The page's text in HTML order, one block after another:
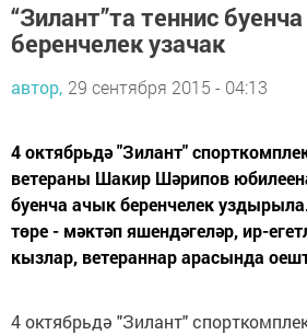
“Зилант”та теннис
беренчелек узачак
автор, 29 сентября 2015 - 04:13
4 октябрьдә "Зилант"
ветераны Шакир Шәрипов
буенча ачык беренчелек
төре - мәктәп яшендәгеләр, ир-
кызлар, ветераннар арасында
4 октябрьдә "Зилант"